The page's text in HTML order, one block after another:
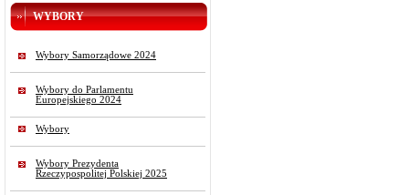
WYBORY
Wybory Samorządowe 2024
Wybory do Parlamentu
Europejskiego 2024
Wybory
Wybory Prezydenta
Rzeczypospolitej Polskiej 2025